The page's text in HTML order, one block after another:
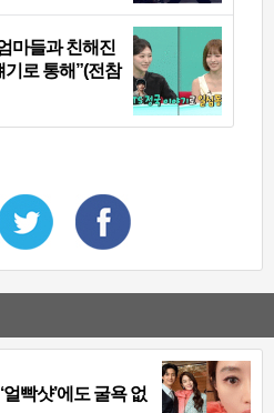
마들과 친해진
기로 통해”(전참
빡샷’에도 굴욕 없